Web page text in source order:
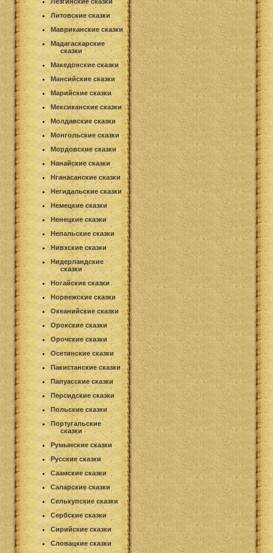
Литовские сказки
Мавриканские сказки
Мадагаскарские
сказки
Македонские сказки
Мансийские сказки
Марийские сказки
Мексиканские сказки
Молдавские сказки
Монгольские сказки
Мордовские сказки
Нанайские сказки
Нганасанские сказки
Негидальские сказки
Немецкие сказки
Ненецкие сказки
Непальские сказки
Нивхские сказки
Нидерландские
сказки
Ногайские сказки
Норвежские сказки
Океанийские сказки
Орокские сказки
Орочские сказки
Осетинские сказки
Пакистанские сказки
Папуасские сказки
Персидские сказки
Польские сказки
Португальские
сказки
Румынские сказки
Русские сказки
Саамские сказки
Саларские сказки
Селькупские сказки
Сербские сказки
Сирийские сказки
Словацкие сказки